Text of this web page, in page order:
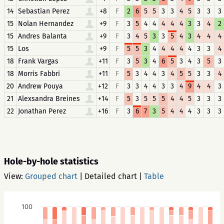
14 Sebastian Perez +8 F 2 6 5 5 3 3 4 5 3 3
3
15 Nolan Hernandez +9 F 3 5 4 4 4 4 4 3 3 4
2
15 Andres Balanta +9 F 3 4 5 3 3 5 4 3 4 4
4
15 Los +9 F 5 5 3 4 4 4 4 4 3 3
4
18 Frank Vargas +11 F 3 5 3 4 6 5 3 4 3 5
3
18 Morris Fabbri +11 F 5 3 4 4 3 4 5 5 3 3
4
20 Andrew Pouya +12 F 3 3 4 4 3 3 4 9 4 4
3
21 Alexsandra Breines +14 F 5 3 5 5 5 4 4 5 3 3
3
22 Jonathan Perez +16 F 3 6 7 3 5 4 4 4 3 3 3
Hole-by-hole statistics
View: Grouped chart Detailed chart Table
100